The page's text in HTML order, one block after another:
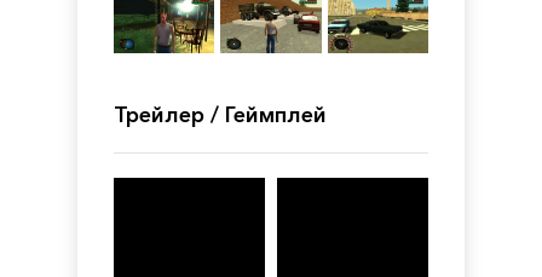
Трейлер / Геймплей